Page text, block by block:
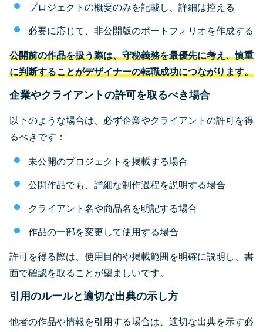
プロジェクトの概要のみを記載し、詳細は控える
必要に応じて、非公開版のポートフォリオを作成する
公開前の作品を扱う際は、守秘義務を最優先に考え、慎重
に判断することがデザイナーの転職成功につながります。
企業やクライアントの許可を取るべき場合
以下のような場合は、必ず企業やクライアントの許可を得
るべきです：
未公開のプロジェクトを掲載する場合
公開作品でも、詳細な制作過程を説明する場合
クライアント名や商品名を明記する場合
作品の一部を変更して使用する場合
許可を得る際は、使用目的や掲載範囲を明確に説明し、書
面で確認を取ることが望ましいです。
引用のルールと適切な出典の示し方
他者の作品や情報を引用する場合は、適切な出典を示す必